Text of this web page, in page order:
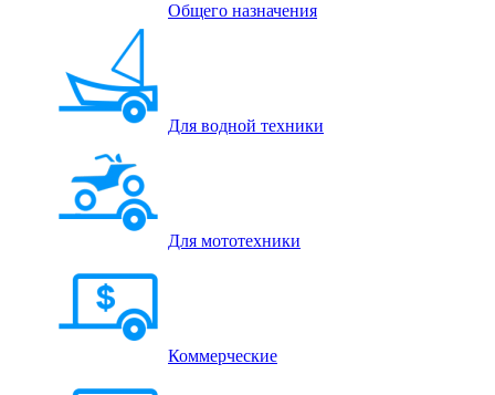
Общего назначения
Для водной техники
Для мототехники
Коммерческие